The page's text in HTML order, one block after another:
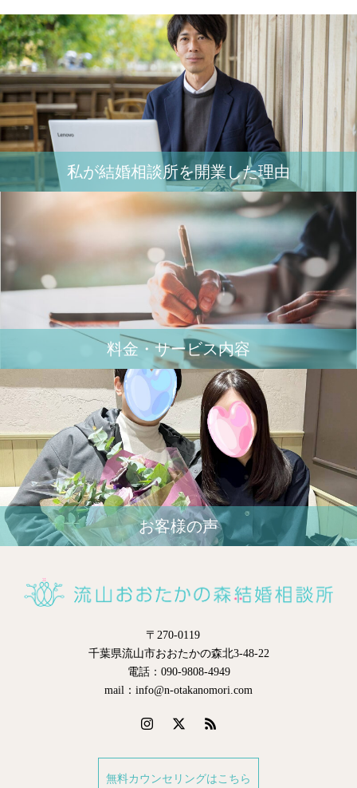
私が結婚相談所を開業した理由
料金・サービス内容
お客様の声
〒270-0119
千葉県流山市おおたかの森北3-48-22
電話：090-9808-4949
mail：info@n-otakanomori.com
無料カウンセリングはこちら